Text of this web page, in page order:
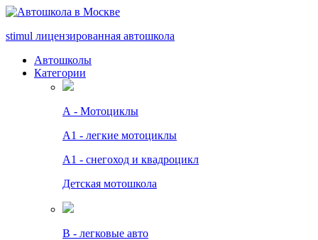
stimul лицензированная автошкола
Автошколы
Категории
А - Мотоциклы
A1 - легкие мотоциклы
A1 - снегоход и квадроцикл
Детская мотошкола
B - легковые авто